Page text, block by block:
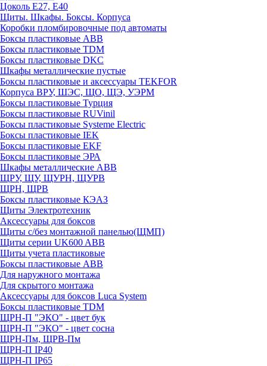
Цоколь Е27, E40
Щиты. Шкафы. Боксы. Корпуса
Коробки пломбировочные под автоматы
Боксы пластиковые ABB
Боксы пластиковые TDM
Боксы пластиковые DKC
Шкафы металлические пустые
Боксы пластиковые и аксессуары TEKFOR
Корпуса ВРУ, ШЭС, ЩО, ЩЭ, УЭРМ
Боксы пластиковые Турция
Боксы пластиковые RUVinil
Боксы пластиковые Systeme Electric
Боксы пластиковые IEK
Боксы пластиковые EKF
Боксы пластиковые ЭРА
Шкафы металлические ABB
ЩРУ, ЩУ, ЩУРН, ЩУРВ
ЩРН, ЩРВ
Боксы пластиковые КЭАЗ
Щиты Электротехник
Аксессуары для боксов
Щиты с/без монтажной панелью(ЩМП)
Щиты серии UK600 ABB
Щиты учета пластиковые
Боксы пластиковые ABB
Для наружного монтажа
Для скрытого монтажа
Аксессуары для боксов Luca System
Боксы пластиковые TDM
ЩРН-П "ЭКО" - цвет бук
ЩРН-П "ЭКО" - цвет сосна
ЩРН-Пм, ЩРВ-Пм
ЩРН-П IP40
ЩРН-П IP65